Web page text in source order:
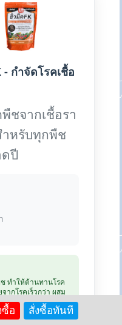
กำจัดโรคเชื้อ
ชจากเชื้อรา
ำหรับทุกพืช
ปี
ทำให้ต้านทานโรค
กโรคเร็วกว่า ผสม
ซื้อ สั่งซื้อทันที